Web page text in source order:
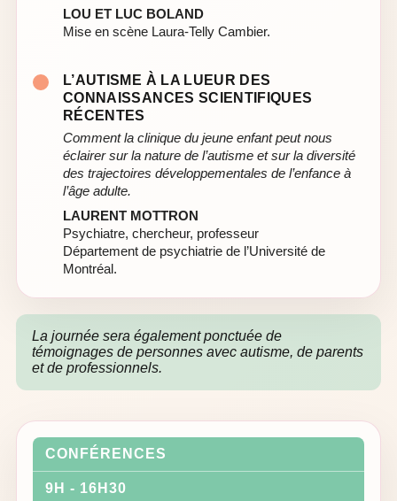
LOU ET LUC BOLAND
Mise en scène Laura-Telly Cambier.
L’AUTISME À LA LUEUR DES
CONNAISSANCES SCIENTIFIQUES
RÉCENTES
Comment la clinique du jeune enfant peut nous
éclairer sur la nature de l’autisme et sur la diversité
des trajectoires développementales de l’enfance à
l’âge adulte.
LAURENT MOTTRON
Psychiatre, chercheur, professeur
Département de psychiatrie de l’Université de
Montréal.
La journée sera également ponctuée de
témoignages de personnes avec autisme, de parents
et de professionnels.
CONFÉRENCES
9H - 16H30